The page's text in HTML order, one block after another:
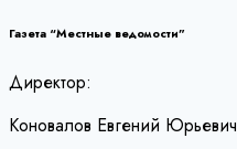
Газета “Местные ведомости”
Директор:
Коновалов Евгений Юрьевич